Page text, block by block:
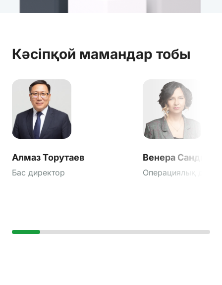
Кәсіпқой мамандар тобы
Алмаз Торутаев
Бас директор
Венера
Операциялық